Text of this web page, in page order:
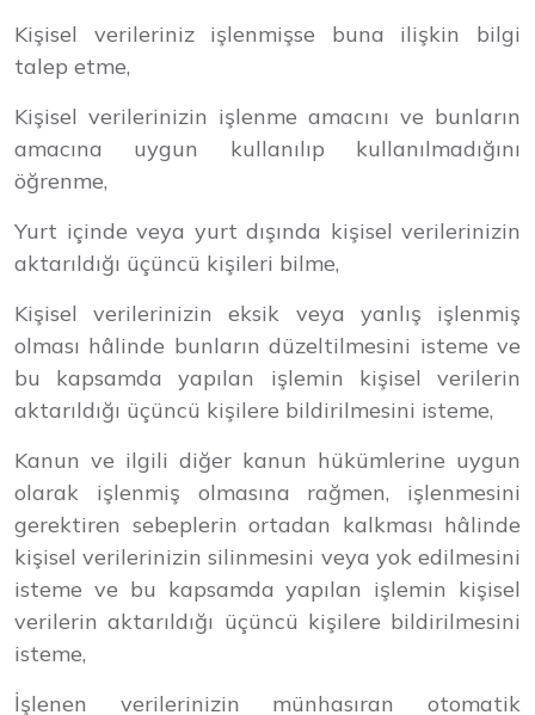
Kişisel verileriniz işlenmişse buna ilişkin bilgi
talep etme,
Kişisel verilerinizin işlenme amacını ve bunların
amacına uygun kullanılıp kullanılmadığını
öğrenme,
Yurt içinde veya yurt dışında kişisel verilerinizin
aktarıldığı üçüncü kişileri bilme,
Kişisel verilerinizin eksik veya yanlış işlenmiş
olması hâlinde bunların düzeltilmesini isteme ve
bu kapsamda yapılan işlemin kişisel verilerin
aktarıldığı üçüncü kişilere bildirilmesini isteme,
Kanun ve ilgili diğer kanun hükümlerine uygun
olarak işlenmiş olmasına rağmen, işlenmesini
gerektiren sebeplerin ortadan kalkması hâlinde
kişisel verilerinizin silinmesini veya yok edilmesini
isteme ve bu kapsamda yapılan işlemin kişisel
verilerin aktarıldığı üçüncü kişilere bildirilmesini
isteme,
İşlenen verilerinizin münhasıran otomatik